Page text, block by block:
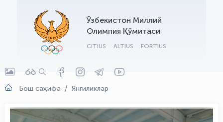
Ўзбекистон Миллий
Олимпия Қўмитаси
CITIUS ALTIUS FORTIUS
Бош саҳифа Янгиликлар
OLYMPCHIK AI - yordamchi
Онлайн · olympic.uz